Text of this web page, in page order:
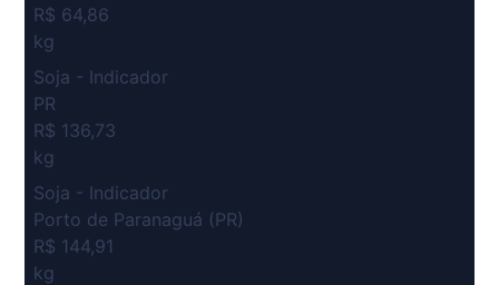
R$ 64,86
kg
Soja - Indicador
PR
R$ 136,73
kg
Soja - Indicador
Porto de Paranaguá (PR)
R$ 144,91
kg